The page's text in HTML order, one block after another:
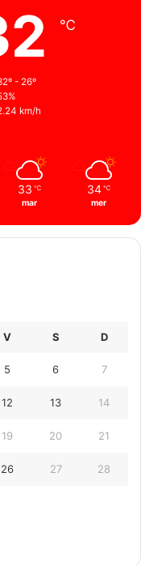
℃
- 26º
km/h
33 ℃
mar
34 ℃
mer
V S D
5 6 7
12 13 14
19 20 21
26 27 28